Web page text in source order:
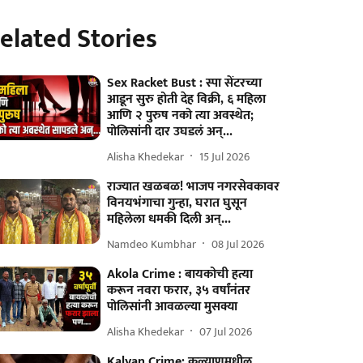
Stories
Sex Racket Bust : स्पा सेंटरच्या
आडून सुरु होती देह विक्री, ६ महिला
आणि २ पुरुष नको त्या अवस्थेत;
पोलिसांनी दार उघडलं अन्...
Alisha Khedekar 15 Jul 2026
राज्यात खळबळ! भाजप नगरसेवकावर
विनयभंगाचा गुन्हा, घरात घुसून
महिलेला धमकी दिली अन्...
Namdeo Kumbhar 08 Jul 2026
Akola Crime : बायकोची हत्या
करून नवरा फरार, ३५ वर्षांनंतर
पोलिसांनी आवळल्या मुसक्या
Alisha Khedekar 07 Jul 2026